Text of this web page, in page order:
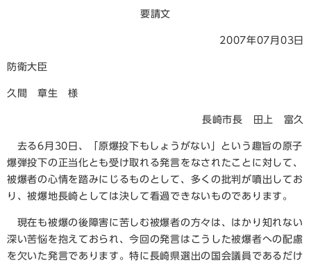
要請文
2007年07月03日
防衛大臣
久間 章生 様
長崎市長 田上 富久
去る6月30日、「原爆投下もしょうがない」という趣旨の原子
爆弾投下の正当化とも受け取れる発言をなされたことに対して、
被爆者の心情を踏みにじるものとして、多くの批判が噴出してお
り、被爆地長崎としては決して看過できないものであります。
現在も被爆の後障害に苦しむ被爆者の方々は、はかり知れない
深い苦悩を抱えておられ、今回の発言はこうした被爆者への配慮
を欠いた発言であります。特に長崎県選出の国会議員であるだけ